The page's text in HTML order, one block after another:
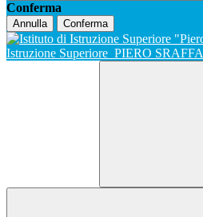
Conferma
Annulla Conferma
Istruzione Superiore PIERO SRAFFA